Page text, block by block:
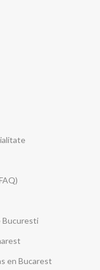
Bucuresti
en Bucarest